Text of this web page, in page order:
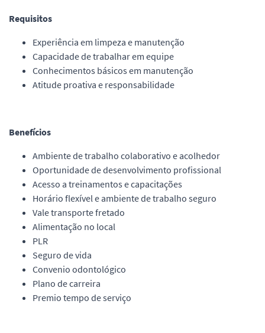
Requisitos
Experiência em limpeza e manutenção
Capacidade de trabalhar em equipe
Conhecimentos básicos em manutenção
Atitude proativa e responsabilidade
Benefícios
Ambiente de trabalho colaborativo e acolhedor
Oportunidade de desenvolvimento profissional
Acesso a treinamentos e capacitações
Horário flexível e ambiente de trabalho seguro
Vale transporte fretado
Alimentação no local
PLR
Seguro de vida
Convenio odontológico
Plano de carreira
Premio tempo de serviço